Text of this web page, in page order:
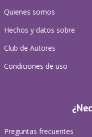
Quienes somos
Hechos y datos sobre
Club de Autores
Condiciones de uso
Preguntas frecuentes